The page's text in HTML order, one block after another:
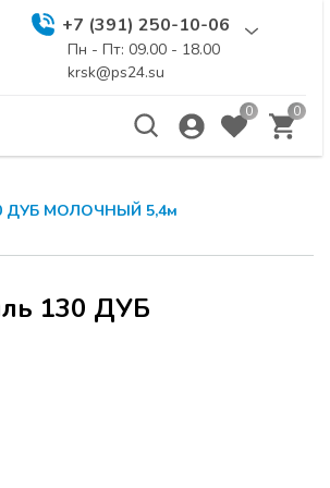
+7 (391) 250-10-06
Пн - Пт: 09.00 - 18.00
krsk@ps24.su
0 0
ДУБ МОЛОЧНЫЙ 5,4м
130 ДУБ